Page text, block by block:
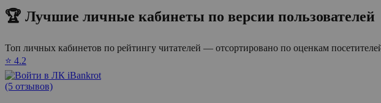
🏆 Лучшие личные кабинеты по версии пользователей
Топ личных кабинетов по рейтингу читателей — отсортировано по оценкам
⭐ 4.2
(5 отзывов)